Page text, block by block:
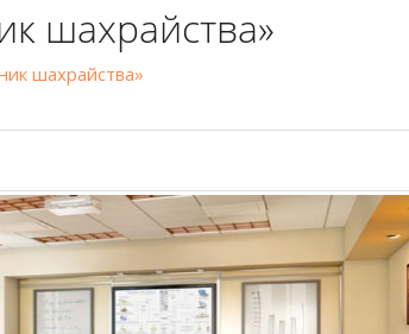
шахрайства»
шахрайства»